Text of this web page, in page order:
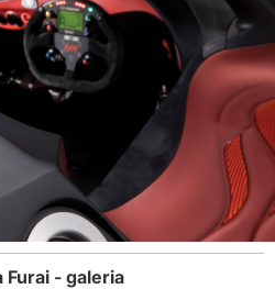
Furai- galeria